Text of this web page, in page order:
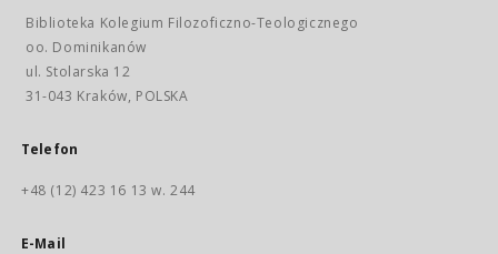
Biblioteka Kolegium Filozoficzno-Teologicznego
oo. Dominikanów
ul. Stolarska 12
31-043 Kraków, POLSKA
Telefon
+48 (12) 423 16 13 w. 244
E-Mail